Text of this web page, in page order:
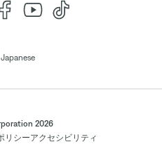
Japanese
2026
リシーアクセシビリティ